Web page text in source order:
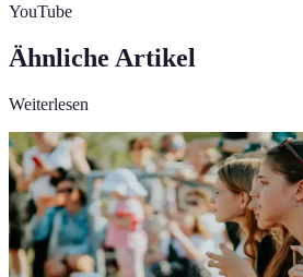
YouTube
Ähnliche Artikel
Weiterlesen